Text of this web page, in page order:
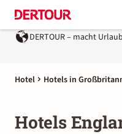
DERTOUR – macht Urlaub
Hotel Hotels in
Hotels